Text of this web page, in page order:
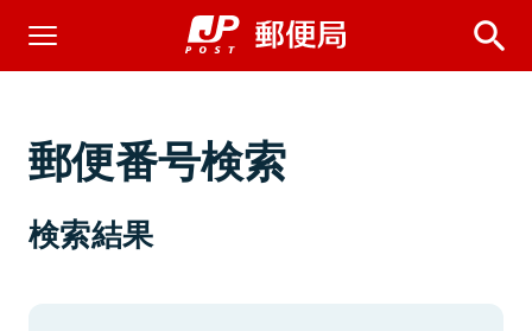
郵便番号検索
検索結果